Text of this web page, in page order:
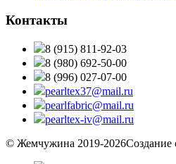
Контакты
8 (915) 811-92-03
8 (980) 692-50-00
8 (996) 027-07-00
pearltex37@mail.ru
pearlfabric@mail.ru
pearltex-iv@mail.ru
© Жемчужина 2019-2026Создание